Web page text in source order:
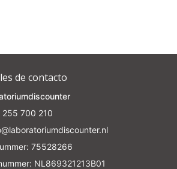
de contacto
255 700 210
75528266
NL869321213B01